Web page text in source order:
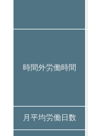
時間外労働時間
月平均労働日数